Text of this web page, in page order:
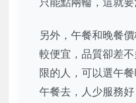
另外，午餐和晚餐
較便宜，品質卻差
限的人，可以選午
午餐去，人少服務好